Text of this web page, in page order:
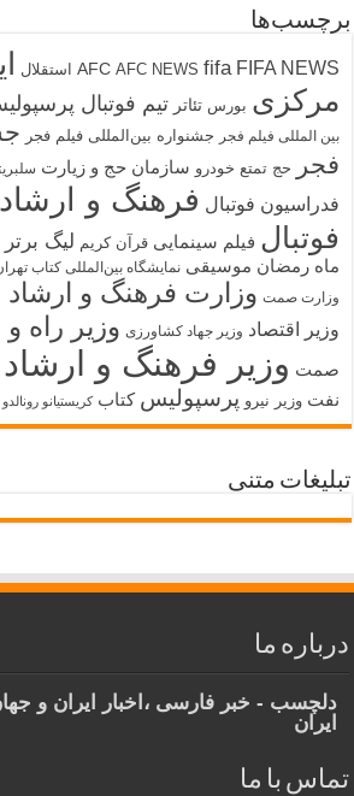
برچسب‌ها
AFC AFC NEWS fifa FIFA NEWS استقلال
مرکزی بورس تئاتر تیم فوتبال
بین المللی فیلم فجر
جشنواره بین‌المللی فیلم فجر
فجر
حج تمتع خودرو سازمان حج و زیارت
فدراسیون فوتبال فرهنگ و
فوتبال فیلم سینمایی قرآن کریم لیگ برتر
ماه رمضان موسیقی نمایشگاه بین‌المللی کتاب
وزارت صمت وزارت فرهنگ و ارشاد
وزیر اقتصاد وزیر جهاد کشاورزی وزیر راه
صمت وزیر فرهنگ و
نفت وزیر نیرو پرسپولیس کتاب کریستیانو
تبلیغات متنی
درباره ما
دلچسب - خبر فارسی ،اخبار ایران و جهان
ایران
تماس با ما